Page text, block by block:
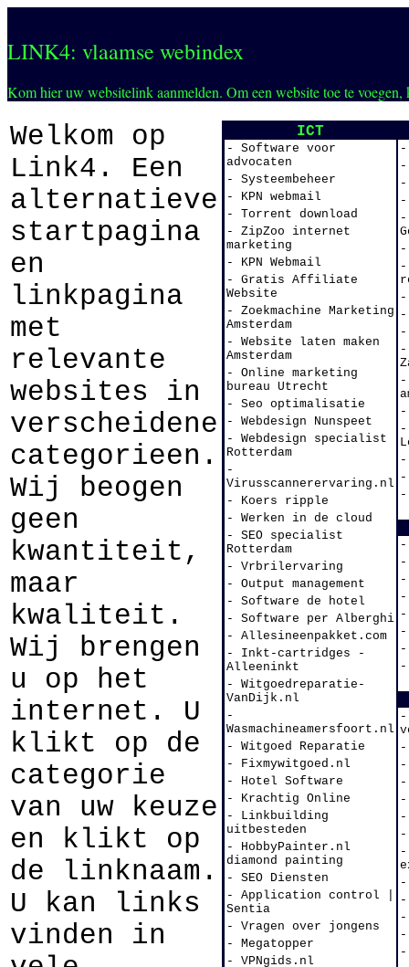
LINK4: vlaamse webindex
Kom hier uw websitelink aanmelden. Om een website toe te
Welkom op
Link4. Een
alternatieve
startpagina
en
linkpagina
met
relevante
websites in
verscheidene
categorieen.
Wij beogen
geen
kwantiteit,
maar
kwaliteit.
Wij brengen
u op het
internet. U
klikt op de
categorie
van uw keuze
en klikt op
de linknaam.
U kan links
vinden in
ICT
- Software voor
advocaten
- Systeembeheer
- KPN webmail
- Torrent download
- ZipZoo internet
marketing
- KPN Webmail
- Gratis Affiliate
Website
- Zoekmachine Marketing
Amsterdam
- Website laten maken
Amsterdam
- Online marketing
bureau Utrecht
- Seo optimalisatie
- Webdesign Nunspeet
- Webdesign specialist
Rotterdam
-
Virusscannerervaring.nl
- Koers ripple
- Werken in de cloud
- SEO specialist
Rotterdam
- Vrbrilervaring
- Output management
- Software de hotel
- Software per Alberghi
- Allesineenpakket.com
- Inkt-cartridges -
Alleeninkt
- Witgoedreparatie-
VanDijk.nl
-
Wasmachineamersfoort.nl
- Witgoed Reparatie
- Fixmywitgoed.nl
- Hotel Software
- Krachtig Online
- Linkbuilding
uitbesteden
- HobbyPainter.nl
diamond painting
- SEO Diensten
- Application control |
Sentia
- Vragen over jongens
- Megatopper
- VPNgids.nl
-
-
-
-
-
-
-
-
-
-
-
-
-
-
-
-
-
-
-
-
-
-
-
-
-
-
-
-